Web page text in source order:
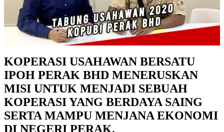
KOPERASI USAHAWAN BERSATU
IPOH PERAK BHD MENERUSKAN
MISI UNTUK MENJADI SEBUAH
KOPERASI YANG BERDAYA SAING
SERTA MAMPU MENJANA EKONOMI
DI NEGERI PERAK.